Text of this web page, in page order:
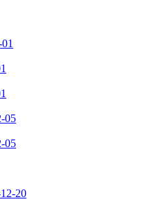
05
05
20